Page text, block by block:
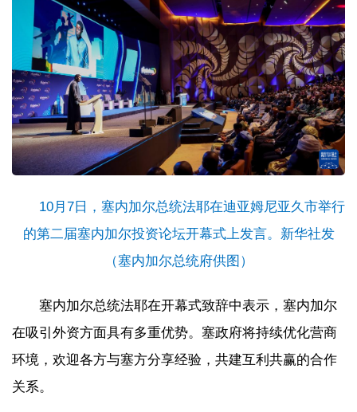
10月7日，塞内加尔总统法耶在迪亚姆尼亚久市举行
的第二届塞内加尔投资论坛开幕式上发言。新华社发
（塞内加尔总统府供图）
塞内加尔总统法耶在开幕式致辞中表示，塞内加尔
在吸引外资方面具有多重优势。塞政府将持续优化营商
环境，欢迎各方与塞方分享经验，共建互利共赢的合作
关系。